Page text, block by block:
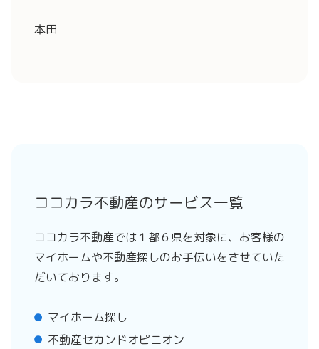
本田
ココカラ不動産のサービス一覧
ココカラ不動産では１都６県を対象に、お客様の
マイホームや不動産探しのお手伝いをさせていた
だいております。
マイホーム探し
不動産セカンドオピニオン